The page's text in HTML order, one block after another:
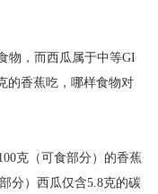
，而西瓜属于中等GI
的香蕉吃，哪样食物对
克（可食部分）的香蕉
分）西瓜仅含5.8克的碳